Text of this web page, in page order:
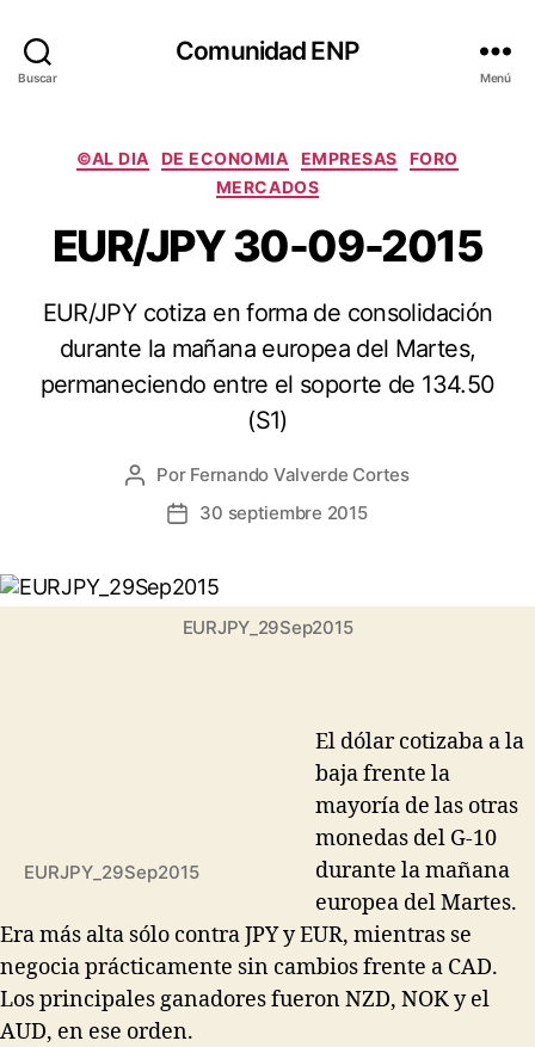
Buscar
Comunidad ENP
Menú
Categorías
©AL DIA DE ECONOMIA EMPRESAS
FORO
MERCADOS
EUR/JPY 30-09-2015
EUR/JPY cotiza en forma de consolidación
durante la mañana europea del Martes,
permaneciendo entre el soporte de 134.50
(S1)
Autor
Por Fernando Valverde Cortes
Fecha
entrada
30 septiembre 2015
EURJPY_29Sep2015
EURJPY_29Sep2015
El dólar cotizaba a la
baja frente la
mayoría de las otras
monedas del G-10
durante la mañana
europea del Martes.
Era más alta sólo contra JPY y EUR, mientras se
negocia prácticamente sin cambios frente a CAD.
Los principales ganadores fueron NZD, NOK y el
AUD, en ese orden.